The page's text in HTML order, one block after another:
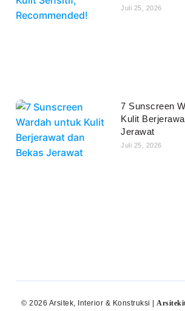
Juli 25, 2026
7 Sunscreen
Kulit
Jerawat
Juli 25, 2026
© 2026 Arsitek, Interior & Konstruksi |